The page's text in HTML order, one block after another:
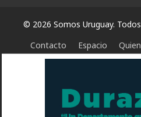
© 2026 Somos Uruguay.
Contacto
Espacio